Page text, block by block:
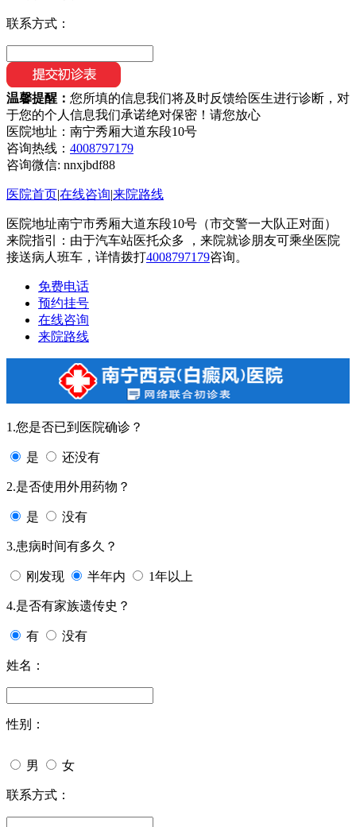
联系方式：
温馨提醒： 您所填的信息我们将及时反馈给医生进行诊断，对
于您的个人信息我们承诺绝对保密！请您放心
医院地址：南宁秀厢大道东段10号
咨询热线： 4008797179
咨询微信: nnxjbdf88
医院首页|在线咨询|来院路线
医院地址南宁市秀厢大道东段10号（市交警一大队正对面）
来院指引：由于汽车站医托众多 ，来院就诊朋友可乘坐医院
接送病人班车，详情拨打4008797179咨询。
免费电话
预约挂号
在线咨询
来院路线
1.您是否已到医院确诊？
是 还没有
2.是否使用外用药物？
是 没有
3.患病时间有多久？
刚发现 半年内 1年以上
4.是否有家族遗传史？
有 没有
姓名：
性别：
男 女
联系方式：